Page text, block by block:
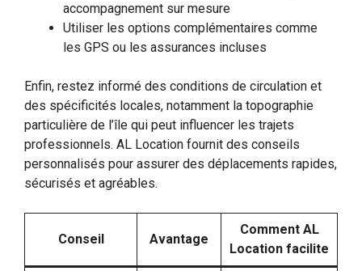
accompagnement sur mesure
Utiliser les options complémentaires comme
les GPS ou les assurances incluses
Enfin, restez informé des conditions de circulation et
des spécificités locales, notamment la topographie
particulière de l’île qui peut influencer les trajets
professionnels. AL Location fournit des conseils
personnalisés pour assurer des déplacements rapides,
sécurisés et agréables.
Conseil Avantage
Comment AL
Location facilite